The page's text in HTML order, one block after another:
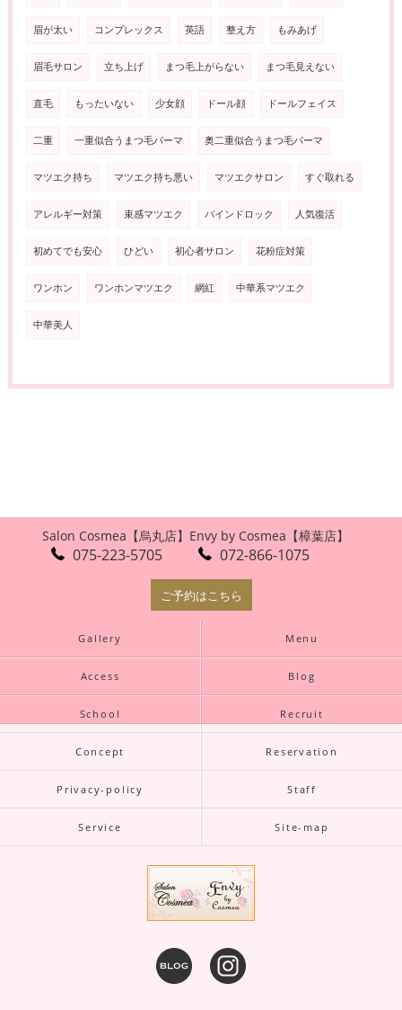
眉が太い コンプレックス 英語 整え方 もみあげ
眉毛サロン 立ち上げ まつ毛上がらない まつ毛見えない
直毛 もったいない 少女顔 ドール顔 ドールフェイス
二重 一重似合うまつ毛パーマ 奥二重似合うまつ毛パーマ
マツエク持ち マツエク持ち悪い マツエクサロン すぐ取れる
アレルギー対策 束感マツエク バインドロック 人気復活
初めてでも安心 ひどい 初心者サロン 花粉症対策
ワンホン ワンホンマツエク 網紅 中華系マツエク
中華美人
Salon Cosmea【烏丸店】
075-223-5705
Envy by Cosmea【樟葉店】
072-866-1075
ご予約はこちら
Gallery Menu
Access Blog
School Recruit
Concept Reservation
Privacy-policy Staff
Service Site-map